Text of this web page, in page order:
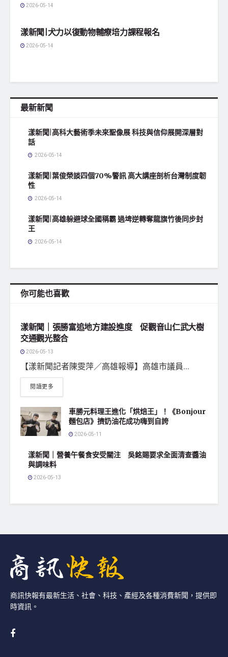
2026-05-14
漾新聞|犬力以復動物輔療培力課程報名
2026-05-14
最新新聞
漾新聞|高科大藝術季未來聖像展 科技與信仰展開深層對
話
2026-05-14
漾新聞|葉俊榮談四個70%警訊 高大講座剖析台灣制度韌
性
2026-05-14
漾新聞|高雄躲避球全國稱霸 過埤逆轉奪龍旗竹後同步封
王
2026-05-14
你可能也喜歡
漾新聞｜張勝富追地方建設進度 促觀音山仁武大樹
交通觀光整合
2026-05-13
【漾新聞記者陳雯萍／高雄報導】高雄市議員...
閱讀更多
車勝元料理王進化「烘焙王」！《Bonjour
麵包店》擠奶油花成功嗨到自誇
2026-05-11
漾新聞｜營養午餐食安受關注 吳銘賜要求全面清查醬油
與調味料
2026-05-13
商訊快報有最新生活、社會、科技、產經及各種消費新聞，提供即
時資訊。